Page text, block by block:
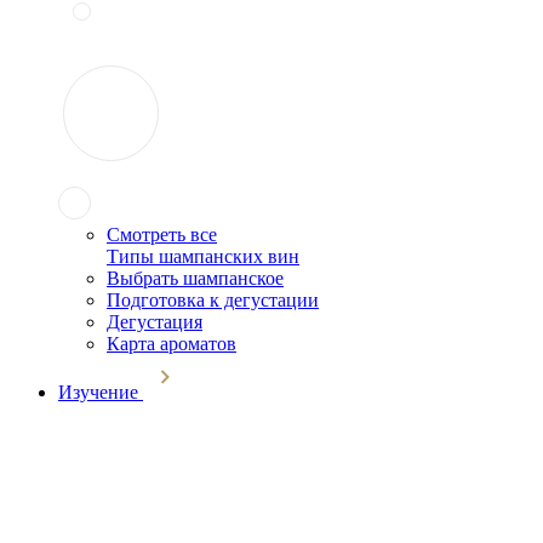
Смотреть все
Типы шампанских вин
Выбрать шампанское
Подготовка к дегустации
Дегустация
Карта ароматов
Изучение